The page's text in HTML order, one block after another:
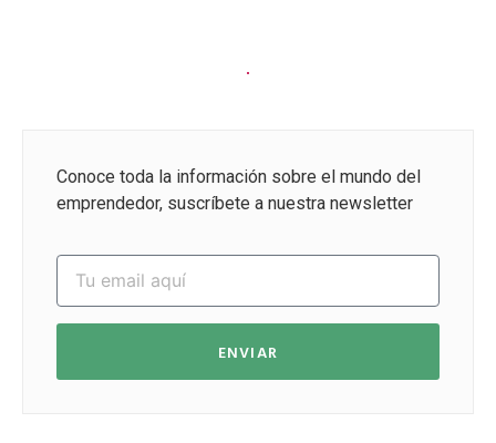
Conoce toda la información sobre el mundo del
emprendedor, suscríbete a nuestra newsletter
ENVIAR